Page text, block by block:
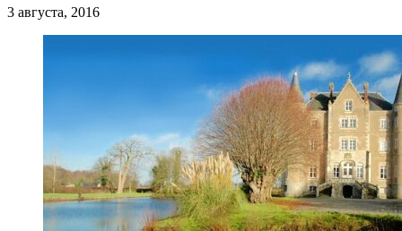
3 августа, 2016